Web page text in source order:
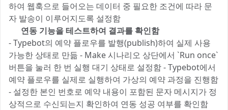
하여 웹훅으로 들어오는 데이터 중 필요한 조건에 따라 문
자 발송이 이루어지도록 설정함
4️⃣ 연동 기능을 테스트하여 결과를 확인함
- Typebot의 예약 플로우를 발행(publish)하여 실제 사용
가능한 상태로 만듦 - Make 시나리오 상단에서 `Run once`
버튼을 눌러 한 번 실행 대기 상태로 설정함 - Typebot에서
예약 플로우를 실제로 실행하여 가상의 예약 과정을 진행함
- 설정한 본인 번호로 예약 내용이 포함된 문자 메시지가 정
상적으로 수신되는지 확인하여 연동 성공 여부를 확인함